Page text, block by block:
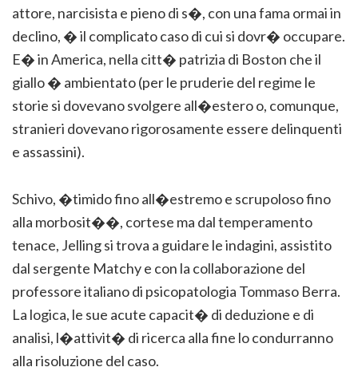
attore, narcisista e pieno di s�, con una fama ormai in
declino, � il complicato caso di cui si dovr� occupare.
E� in America, nella citt� patrizia di Boston che il
giallo � ambientato (per le pruderie del regime le
storie si dovevano svolgere all�estero o, comunque,
stranieri dovevano rigorosamente essere delinquenti
e assassini).
Schivo, �timido fino all�estremo e scrupoloso fino
alla morbosit��, cortese ma dal temperamento
tenace, Jelling si trova a guidare le indagini, assistito
dal sergente Matchy e con la collaborazione del
professore italiano di psicopatologia Tommaso Berra.
La logica, le sue acute capacit� di deduzione e di
analisi, l�attivit� di ricerca alla fine lo condurranno
alla risoluzione del caso.